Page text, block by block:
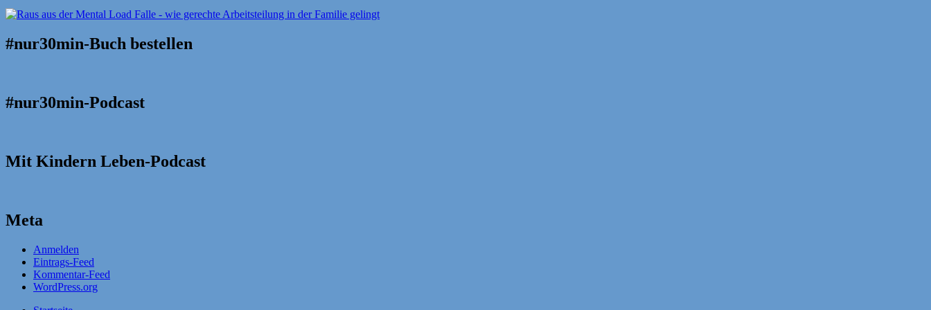
#nur30min-Buch bestellen
#nur30min-Podcast
Mit Kindern Leben-Podcast
Meta
Anmelden
Eintrags-Feed
Kommentar-Feed
WordPress.org